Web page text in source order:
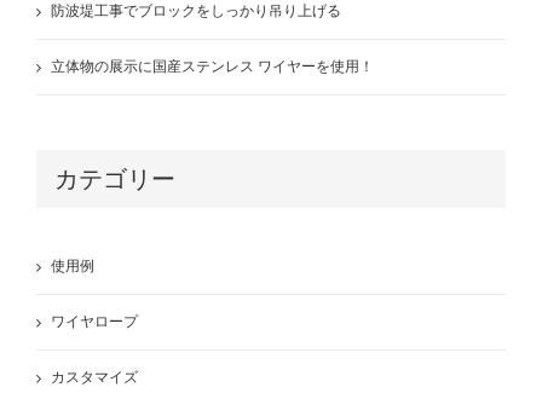
防波堤工事でブロックをしっかり吊り上げる
立体物の展示に国産ステンレス ワイヤーを使用！
カテゴリー
使用例
ワイヤロープ
カスタマイズ